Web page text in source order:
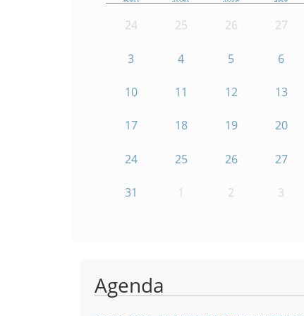
24 25 26 27
3 4 5 6
10 11 12 13
17 18 19 20
24 25 26 27
31 1 2 3
Agenda